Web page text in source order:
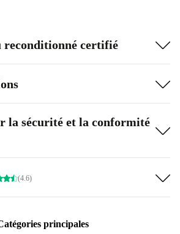
reconditionné certifié
la sécurité et la conformité
(4.6)
principales